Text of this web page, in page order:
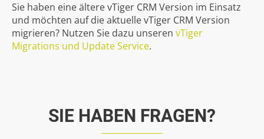
Sie haben eine ältere vTiger CRM Version im Einsatz
und möchten auf die aktuelle vTiger CRM Version
migrieren? Nutzen Sie dazu unseren vTiger
Migrations und Update Service.
SIE HABEN FRAGEN?